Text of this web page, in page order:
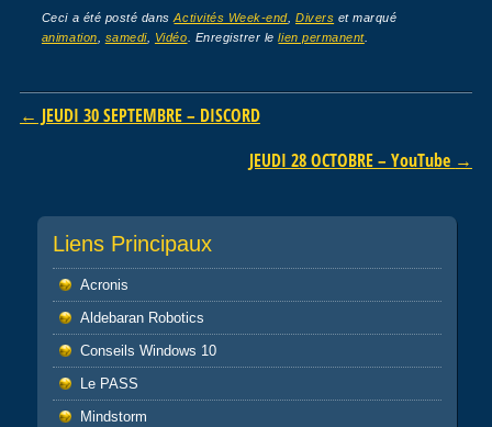
Ceci a été posté dansActivités Week-end, Divers et marqué
animation
samedi, Vidéo . Enregistrer lelien permanent.
Post navigation
← JEUDI 30 SEPTEMBRE – DISCORD
JEUDI 28 OCTOBRE – YouTube →
Liens Principaux
Acronis
Aldebaran Robotics
Conseils Windows 10
Le PASS
Mindstorm